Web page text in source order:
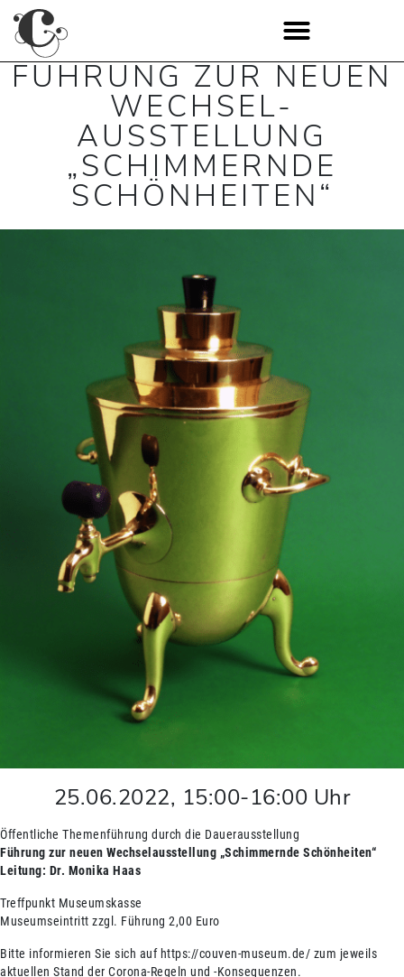
FÜHRUNG ZUR NEUEN
WECHSEL-
AUSSTELLUNG
„SCHIMMERNDE
SCHÖNHEITEN“
25.06.2022, 15:00-16:00 Uhr
Öffentliche Themenführung durch die Dauerausstellung
Führung zur neuen Wechselausstellung „Schimmernde Schönheiten“
Leitung: Dr. Monika Haas
Treffpunkt Museumskasse
Museumseintritt zzgl. Führung 2,00 Euro
Bitte informieren Sie sich auf https://couven-museum.de/ zum jeweils
aktuellen Stand der Corona-Regeln und -Konsequenzen.